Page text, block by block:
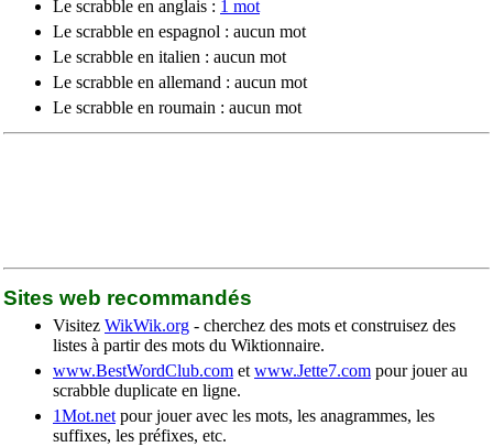
Le scrabble en anglais : 1 mot
Le scrabble en espagnol : aucun mot
Le scrabble en italien : aucun mot
Le scrabble en allemand : aucun mot
Le scrabble en roumain : aucun mot
Sites web recommandés
Visitez WikWik.org - cherchez des mots et construisez des
listes à partir des mots du Wiktionnaire.
www.BestWordClub.com et www.Jette7.com pour jouer au
scrabble duplicate en ligne.
1Mot.net pour jouer avec les mots, les anagrammes, les
suffixes, les préfixes, etc.